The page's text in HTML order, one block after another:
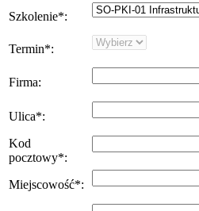
Szkolenie*:
Termin*:
Firma:
Ulica*:
Kod
pocztowy*:
Miejscowość*: